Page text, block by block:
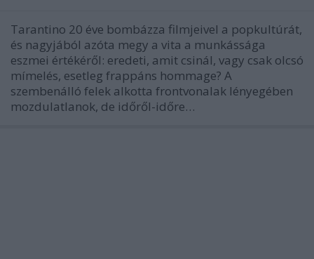
Tarantino 20 éve bombázza filmjeivel a popkultúrát,
és nagyjából azóta megy a vita a munkássága
eszmei értékéről: eredeti, amit csinál, vagy csak olcsó
mímelés, esetleg frappáns hommage? A
szembenálló felek alkotta frontvonalak lényegében
mozdulatlanok, de időről-időre…